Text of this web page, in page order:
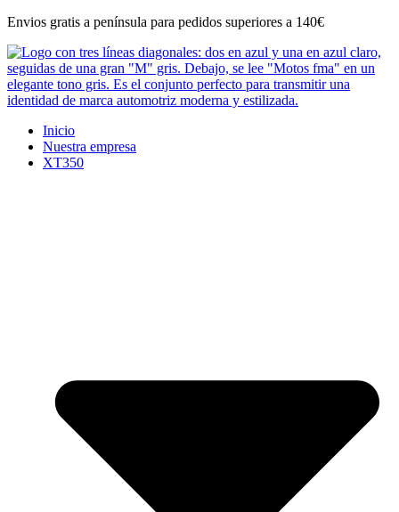
Ir
contenido
Envios gratis a península para pedidos superiores a 140€
Inicio
Nuestra empresa
XT350